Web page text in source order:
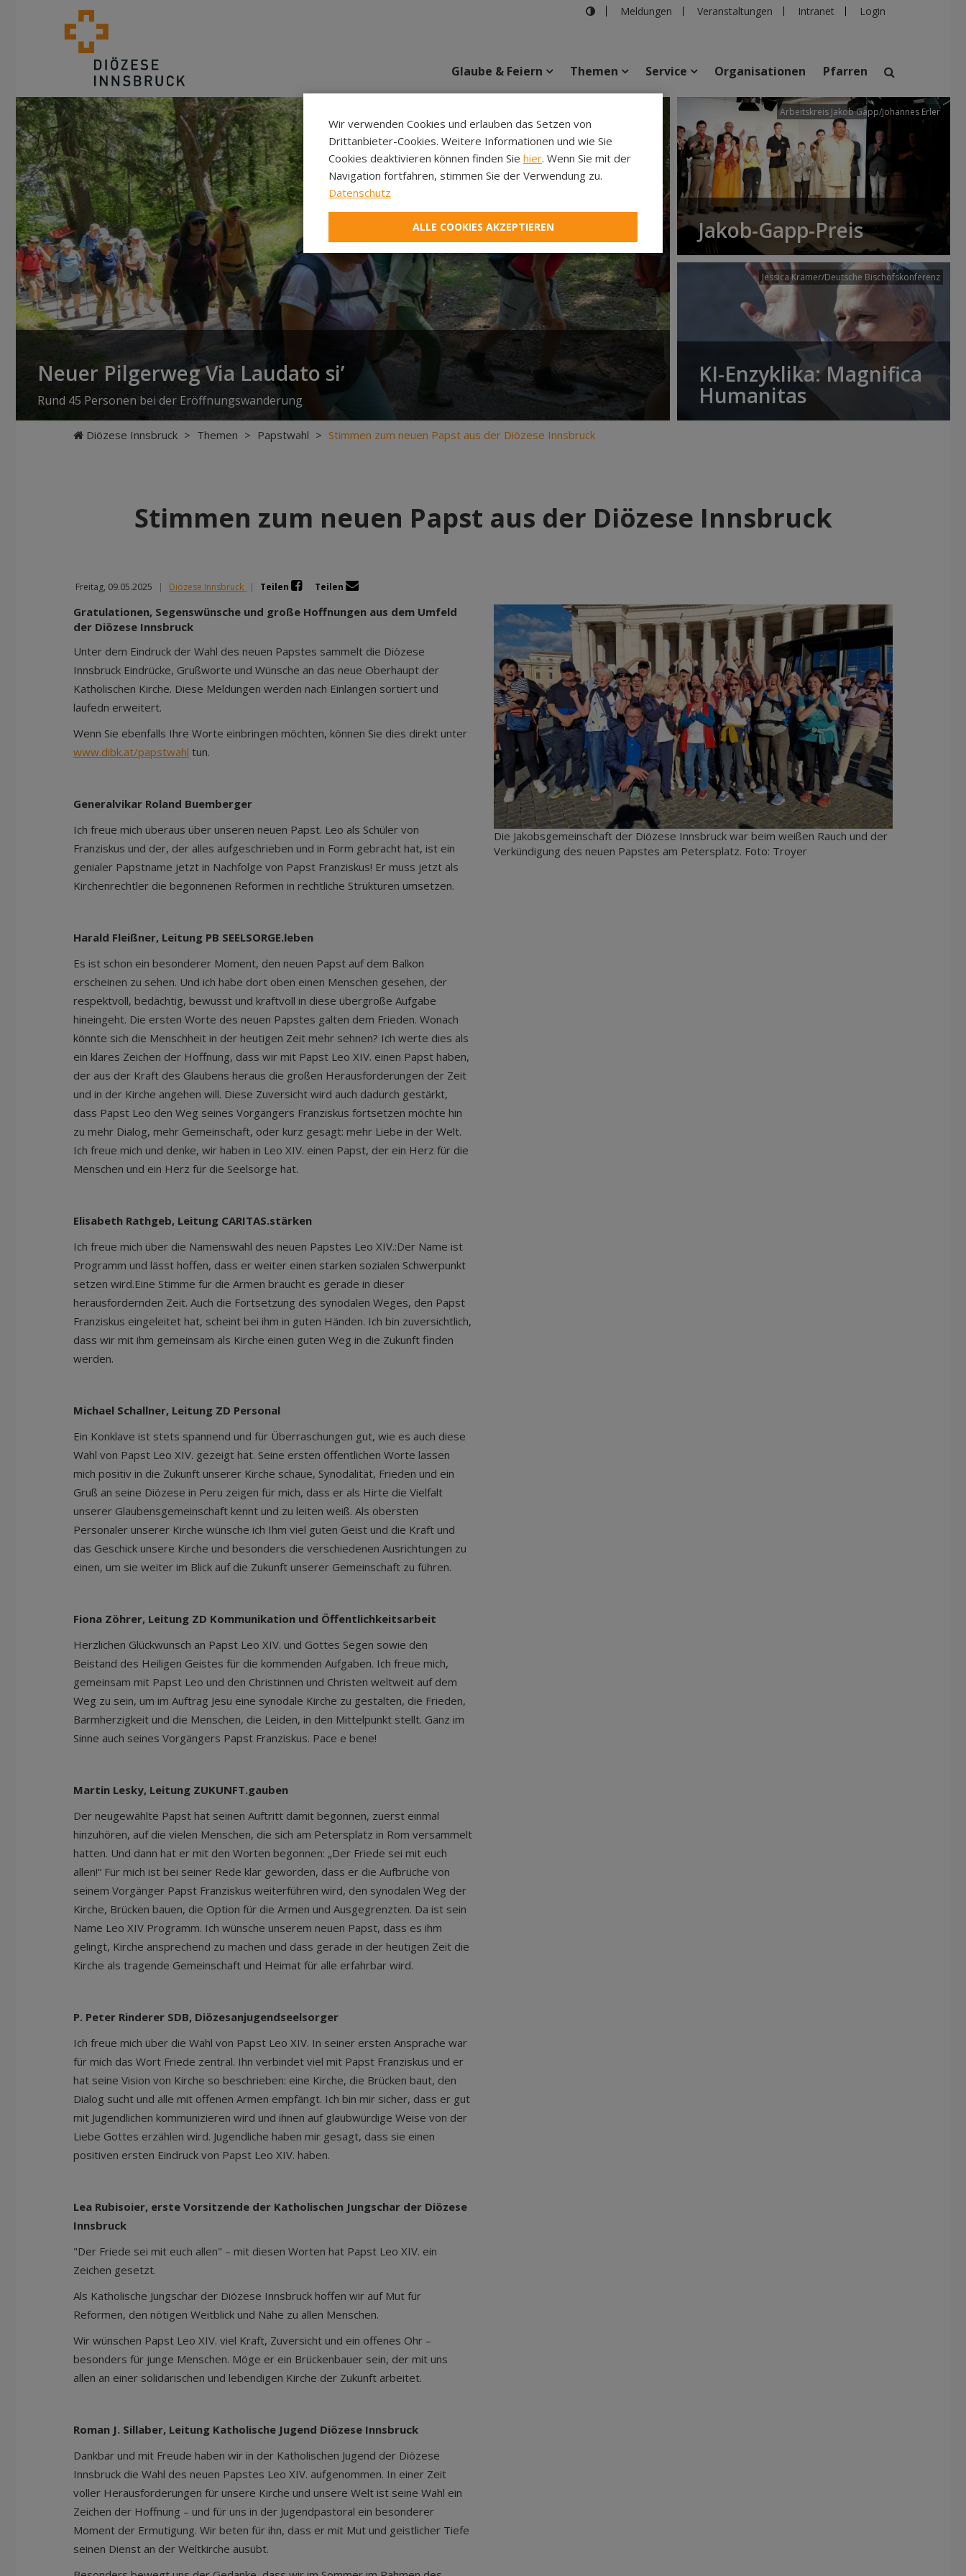
Meldungen Veranstaltungen Intranet Login
suchen
Veranstaltungen Personen Pfarren Einrichtungen
Glaube & Feiern Themen Service Organisationen Pfarren
Neuer Pilgerweg Via Laudato si’
Rund 45 Personen bei der Eröffnungswanderung
Arbeitskreis Jakob Gapp/Johannes Erler
Jakob-Gapp-Preis
Jessica Krämer/Deutsche Bischofskonferenz
KI-Enzyklika: Magnifica
Humanitas
Diözese Innsbruck > Themen > Papstwahl > Stimmen zum neuen Papst aus der Diözese Innsbruck
Stimmen zum neuen Papst aus der Diözese Innsbruck
Freitag, 09.05.2025 | Diözese Innsbruck | Teilen Teilen
Gratulationen, Segenswünsche und große Hoffnungen aus dem Umfeld
der Diözese Innsbruck
Unter dem Eindruck der Wahl des neuen Papstes sammelt die Diözese
Innsbruck Eindrücke, Grußworte und Wünsche an das neue Oberhaupt der
Katholischen Kirche. Diese Meldungen werden nach Einlangen sortiert und
laufedn erweitert.
Wenn Sie ebenfalls Ihre Worte einbringen möchten, können Sie dies direkt unter
www.dibk.at/papstwahl tun.
Generalvikar Roland Buemberger
Ich freue mich überaus über unseren neuen Papst. Leo als Schüler von
Franziskus und der, der alles aufgeschrieben und in Form gebracht hat, ist ein
genialer Papstname jetzt in Nachfolge von Papst Franziskus! Er muss jetzt als
Kirchenrechtler die begonnenen Reformen in rechtliche Strukturen umsetzen.
Harald Fleißner, Leitung PB SEELSORGE.leben
Es ist schon ein besonderer Moment, den neuen Papst auf dem Balkon
erscheinen zu sehen. Und ich habe dort oben einen Menschen gesehen, der
respektvoll, bedächtig, bewusst und kraftvoll in diese übergroße Aufgabe
hineingeht. Die ersten Worte des neuen Papstes galten dem Frieden. Wonach
könnte sich die Menschheit in der heutigen Zeit mehr sehnen? Ich werte dies als
ein klares Zeichen der Hoffnung, dass wir mit Papst Leo XIV. einen Papst haben,
der aus der Kraft des Glaubens heraus die großen Herausforderungen der Zeit
und in der Kirche angehen will. Diese Zuversicht wird auch dadurch gestärkt,
dass Papst Leo den Weg seines Vorgängers Franziskus fortsetzen möchte hin
zu mehr Dialog, mehr Gemeinschaft, oder kurz gesagt: mehr Liebe in der Welt.
Ich freue mich und denke, wir haben in Leo XIV. einen Papst, der ein Herz für die
Menschen und ein Herz für die Seelsorge hat.
Elisabeth Rathgeb, Leitung CARITAS.stärken
Ich freue mich über die Namenswahl des neuen Papstes Leo XIV.:Der Name ist
Programm und lässt hoffen, dass er weiter einen starken sozialen Schwerpunkt
setzen wird.Eine Stimme für die Armen braucht es gerade in dieser
herausfordernden Zeit. Auch die Fortsetzung des synodalen Weges, den Papst
Franziskus eingeleitet hat, scheint bei ihm in guten Händen. Ich bin zuversichtlich,
dass wir mit ihm gemeinsam als Kirche einen guten Weg in die Zukunft finden
werden.
Michael Schallner, Leitung ZD Personal
Ein Konklave ist stets spannend und für Überraschungen gut, wie es auch diese
Wahl von Papst Leo XIV. gezeigt hat. Seine ersten öffentlichen Worte lassen
mich positiv in die Zukunft unserer Kirche schaue, Synodalität, Frieden und ein
Gruß an seine Diözese in Peru zeigen für mich, dass er als Hirte die Vielfalt
unserer Glaubensgemeinschaft kennt und zu leiten weiß. Als obersten
Personaler unserer Kirche wünsche ich Ihm viel guten Geist und die Kraft und
das Geschick unsere Kirche und besonders die verschiedenen Ausrichtungen zu
einen, um sie weiter im Blick auf die Zukunft unserer Gemeinschaft zu führen.
Fiona Zöhrer, Leitung ZD Kommunikation und Öffentlichkeitsarbeit
Herzlichen Glückwunsch an Papst Leo XIV. und Gottes Segen sowie den
Beistand des Heiligen Geistes für die kommenden Aufgaben. Ich freue mich,
gemeinsam mit Papst Leo und den Christinnen und Christen weltweit auf dem
Weg zu sein, um im Auftrag Jesu eine synodale Kirche zu gestalten, die Frieden,
Barmherzigkeit und die Menschen, die Leiden, in den Mittelpunkt stellt. Ganz im
Sinne auch seines Vorgängers Papst Franziskus. Pace e bene!
Martin Lesky, Leitung ZUKUNFT.gauben
Der neugewählte Papst hat seinen Auftritt damit begonnen, zuerst einmal
hinzuhören, auf die vielen Menschen, die sich am Petersplatz in Rom versammelt
hatten. Und dann hat er mit den Worten begonnen: „Der Friede sei mit euch
allen!“ Für mich ist bei seiner Rede klar geworden, dass er die Aufbrüche von
seinem Vorgänger Papst Franziskus weiterführen wird, den synodalen Weg der
Kirche, Brücken bauen, die Option für die Armen und Ausgegrenzten. Da ist sein
Name Leo XIV Programm. Ich wünsche unserem neuen Papst, dass es ihm
gelingt, Kirche ansprechend zu machen und dass gerade in der heutigen Zeit die
Kirche als tragende Gemeinschaft und Heimat für alle erfahrbar wird.
P. Peter Rinderer SDB, Diözesanjugendseelsorger
Ich freue mich über die Wahl von Papst Leo XIV. In seiner ersten Ansprache war
für mich das Wort Friede zentral. Ihn verbindet viel mit Papst Franziskus und er
hat seine Vision von Kirche so beschrieben: eine Kirche, die Brücken baut, den
Dialog sucht und alle mit offenen Armen empfängt. Ich bin mir sicher, dass er gut
mit Jugendlichen kommunizieren wird und ihnen auf glaubwürdige Weise von der
Liebe Gottes erzählen wird. Jugendliche haben mir gesagt, dass sie einen
positiven ersten Eindruck von Papst Leo XIV. haben.
Lea Rubisoier, erste Vorsitzende der Katholischen Jungschar der Diözese
Innsbruck
"Der Friede sei mit euch allen" – mit diesen Worten hat Papst Leo XIV. ein
Zeichen gesetzt.
Als Katholische Jungschar der Diözese Innsbruck hoffen wir auf Mut für
Reformen, den nötigen Weitblick und Nähe zu allen Menschen.
Wir wünschen Papst Leo XIV. viel Kraft, Zuversicht und ein offenes Ohr –
besonders für junge Menschen. Möge er ein Brückenbauer sein, der mit uns
allen an einer solidarischen und lebendigen Kirche der Zukunft arbeitet.
Roman J. Sillaber, Leitung Katholische Jugend Diözese Innsbruck
Dankbar und mit Freude haben wir in der Katholischen Jugend der Diözese
Innsbruck die Wahl des neuen Papstes Leo XIV. aufgenommen. In einer Zeit
voller Herausforderungen für unsere Kirche und unsere Welt ist seine Wahl ein
Zeichen der Hoffnung – und für uns in der Jugendpastoral ein besonderer
Moment der Ermutigung. Wir beten für ihn, dass er mit Mut und geistlicher Tiefe
seinen Dienst an der Weltkirche ausübt.
Die Jakobsgemeinschaft der Diözese Innsbruck war beim weißen Rauch und der
Verkündigung des neuen Papstes am Petersplatz. Foto: Troyer
Wir verwenden Cookies und erlauben das Setzen von
Drittanbieter-Cookies. Weitere Informationen und wie Sie
Cookies deaktivieren können finden Sie hier. Wenn Sie mit der
Navigation fortfahren, stimmen Sie der Verwendung zu.
Datenschutz
ALLE COOKIES AKZEPTIEREN